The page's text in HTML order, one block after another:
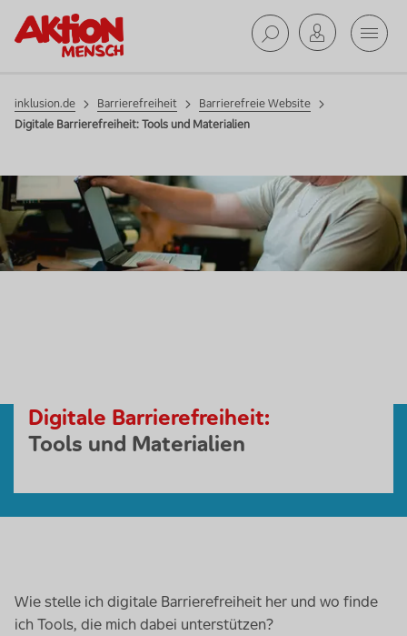
Barrierefreiheit
inklusion.de Barrierefreiheit
Barrierefreie Website
Digitale Barrierefreiheit: Tools und Materialien
Digitale Barrierefreiheit:
Tools und Materialien
Wie stelle ich digitale Barrierefreiheit her und wo finde
ich Tools, die mich dabei unterstützen?